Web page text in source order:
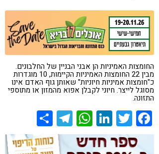
קורונה
טבעונות
החומצות האמיניות הן אבני הבניין של החלבונים.
מבין 22 החומצות האמיניות הקיימות, 10 מוגדרות
כ"חומצות אמיניות חיוניות" שאותן גוף האדם אינו
מסוגל לייצר. חיוני לקבלן אפוא מהמזון או מתוספי
התזונה.
Facebook
Twitter
LinkedIn
WhatsApp
Telegram